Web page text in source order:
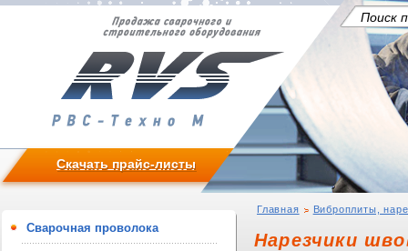
Скачать прайс-листы
Сварочная проволока
Главная Виброплиты,
Нарезчики